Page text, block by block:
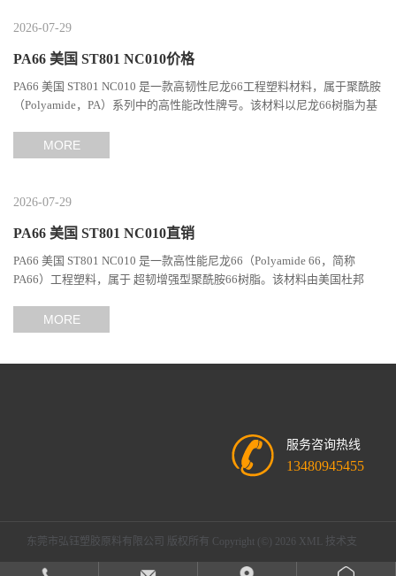
2026-07-29
PA66 美国 ST801 NC010价格
PA66 美国 ST801 NC010 是一款高韧性尼龙66工程塑料材料，属于聚酰胺
（Polyamide，PA）系列中的高性能改性牌号。该材料以尼龙66树脂为基
MORE
2026-07-29
PA66 美国 ST801 NC010直销
PA66 美国 ST801 NC010 是一款高性能尼龙66（Polyamide 66，简称
PA66）工程塑料，属于 超韧增强型聚酰胺66树脂。该材料由美国杜邦
MORE
服务咨询热线
13480945455
东莞市弘钰塑胶原料有限公司 版权所有 Copyright (©) 2026 XML 技术支
持： 食品商务网